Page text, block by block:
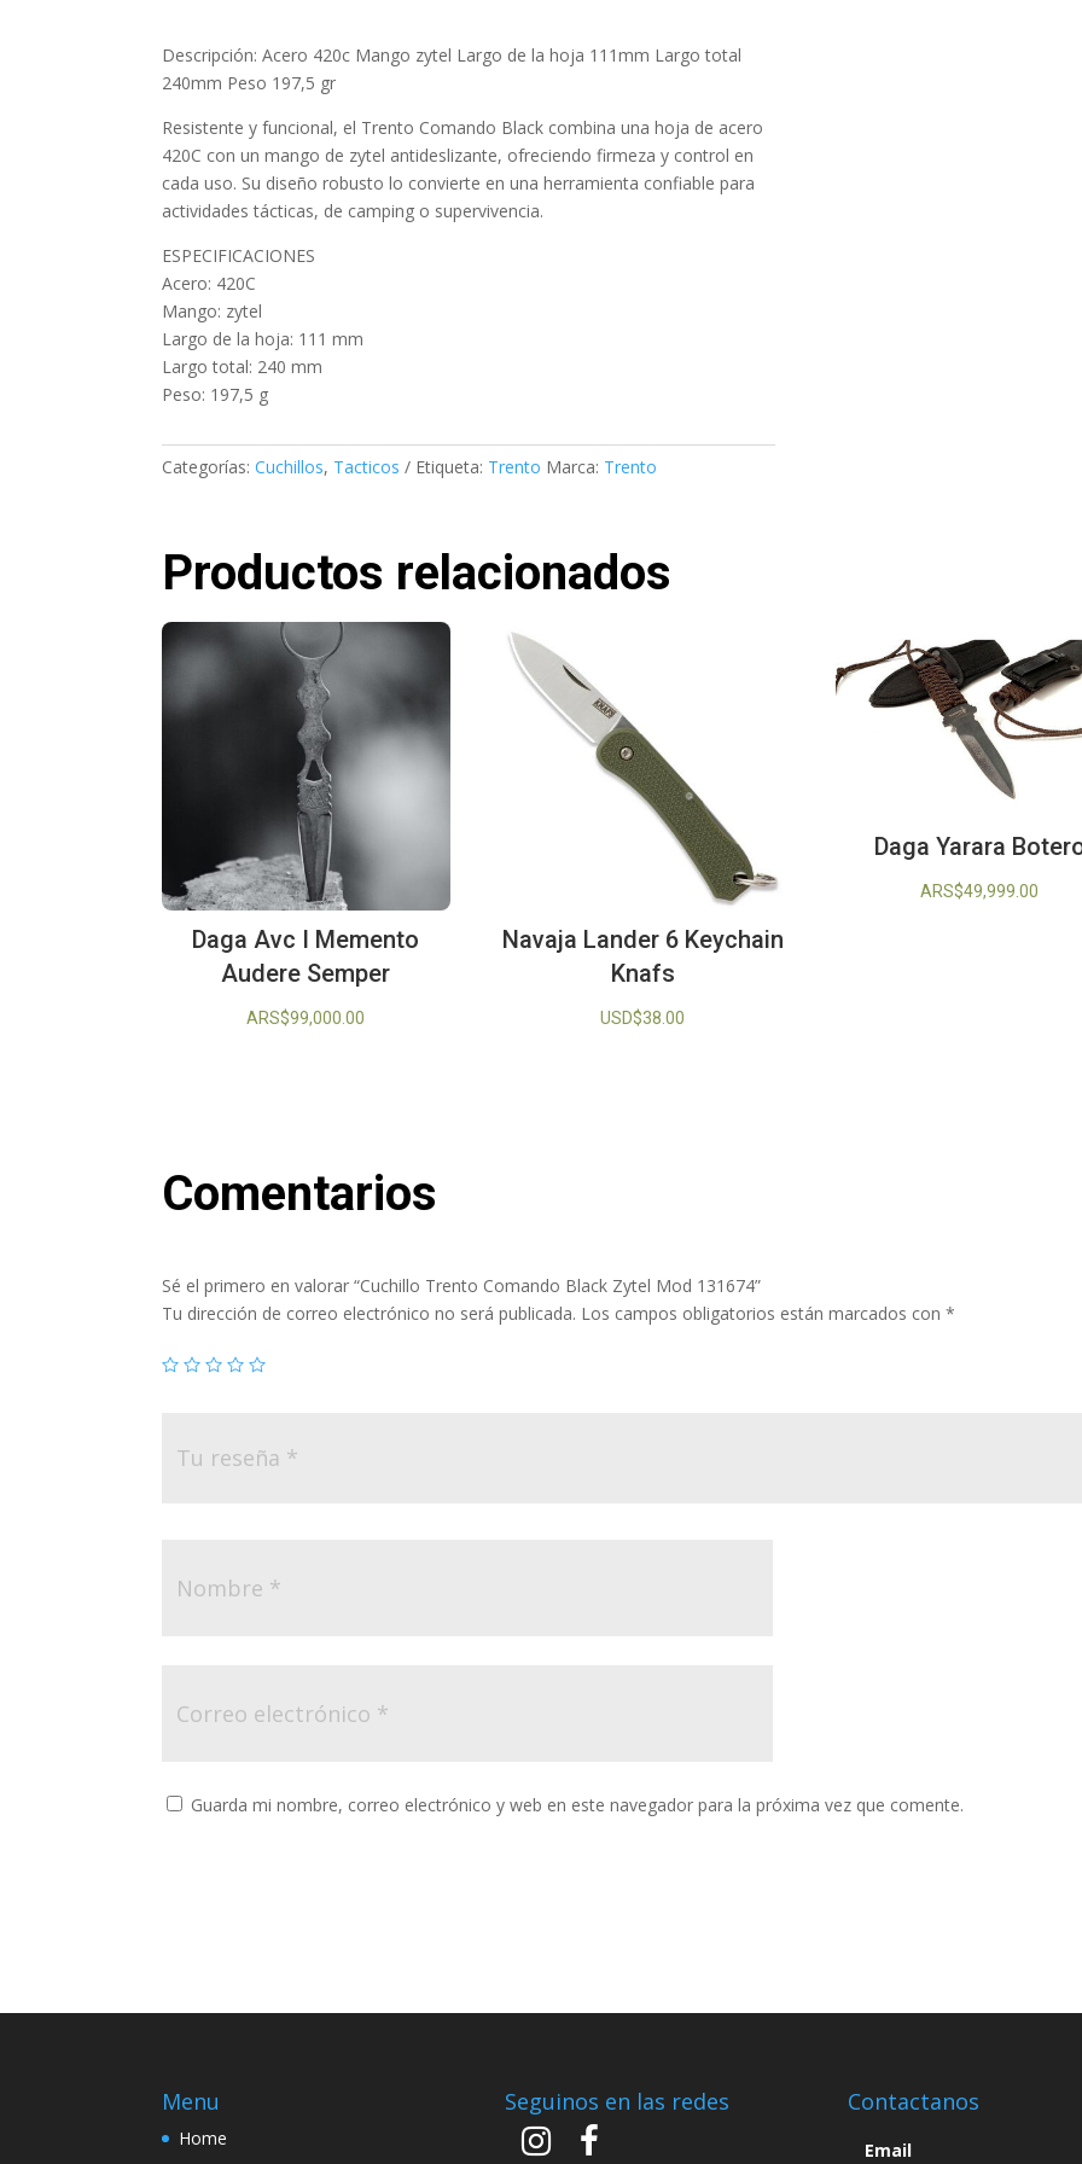
Descripción: Acero 420c Mango zytel Largo de la hoja 111mm Largo total
240mm Peso 197,5 gr
Resistente y funcional, el Trento Comando Black combina una hoja de acero
420C con un mango de zytel antideslizante, ofreciendo firmeza y control en
cada uso. Su diseño robusto lo convierte en una herramienta confiable para
actividades tácticas, de camping o supervivencia.
ESPECIFICACIONES
Acero: 420C
Mango: zytel
Largo de la hoja: 111 mm
Largo total: 240 mm
Peso: 197,5 g
Categorías:Cuchillos, Tacticos Etiqueta: Trento Marca: Trento
Productos relacionados
Daga Avc I Memento
Audere Semper
ARS$99,000.00
Navaja Lander 6 Keychain
Knafs
USD$38.00
Daga Yarara
ARS$49,999.00
Comentarios
Sé el primero en valorar “Cuchillo Trento Comando Black Zytel Mod 131674”
Tu dirección de correo electrónico no será publicada. Los campos obligatorios están marcados con*
Guarda mi nombre, correo electrónico y web en este navegador para la próxima vez que comente.
Menu
Home
Seguinos en las redes Contactanos
Email